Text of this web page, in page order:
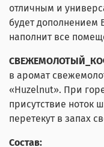
отличным и
будет дополнением
наполнит все
в аромат
«Huzelnut». При
присутствие ноток
перетекут в запах
Состав: